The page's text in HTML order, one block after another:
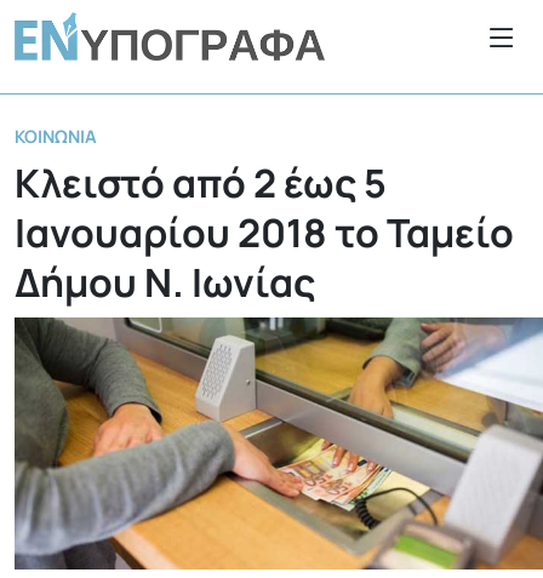
ΚΟΙΝΩΝΊΑ
Κλειστό από 2 έως 5
Ιανουαρίου 2018 το Ταμείο
Δήμου Ν. Ιωνίας